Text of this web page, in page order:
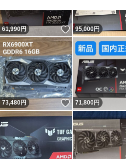
61,990円 いいね！
95,000円
73,480円 いいね！
71,800円